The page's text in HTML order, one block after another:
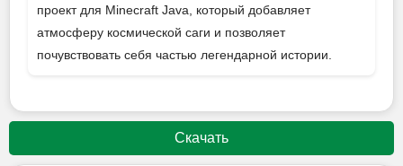
проект для Minecraft Java, который добавляет
атмосферу космической саги и позволяет
почувствовать себя частью легендарной истории.
Скачать